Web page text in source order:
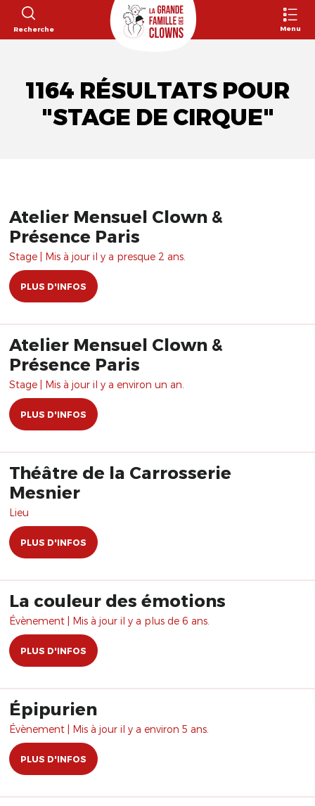
Recherche Menu
1164 RÉSULTATS POUR
"STAGE DE CIRQUE"
Atelier Mensuel Clown &
Présence Paris
Stage | Mis à jour il y a presque 2 ans.
PLUS D'INFOS
Atelier Mensuel Clown &
Présence Paris
Stage | Mis à jour il y a environ un an.
PLUS D'INFOS
Théâtre de la Carrosserie
Mesnier
Lieu
PLUS D'INFOS
La couleur des émotions
Évènement | Mis à jour il y a plus de 6 ans.
PLUS D'INFOS
Épipurien
Évènement | Mis à jour il y a environ 5 ans.
PLUS D'INFOS